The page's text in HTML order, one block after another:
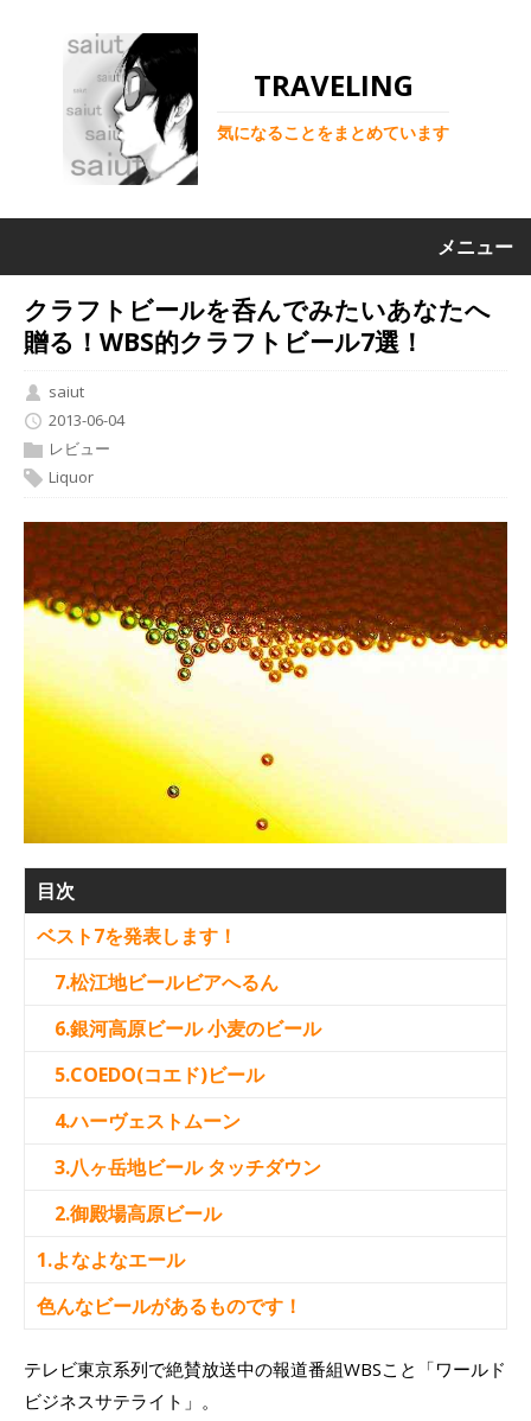
TRAVELING
気になることをまとめています
メニュー
クラフトビールを呑んでみたいあなたへ
贈る！WBS的クラフトビール7選！
saiut
2013-06-04
レビュー
Liquor
目次
ベスト7を発表します！
7.松江地ビールビアへるん
6.銀河高原ビール 小麦のビール
5.COEDO(コエド)ビール
4.ハーヴェストムーン
3.八ヶ岳地ビール タッチダウン
2.御殿場高原ビール
1.よなよなエール
色んなビールがあるものです！
テレビ東京系列で絶賛放送中の報道番組WBSこと「ワールド
ビジネスサテライト」。